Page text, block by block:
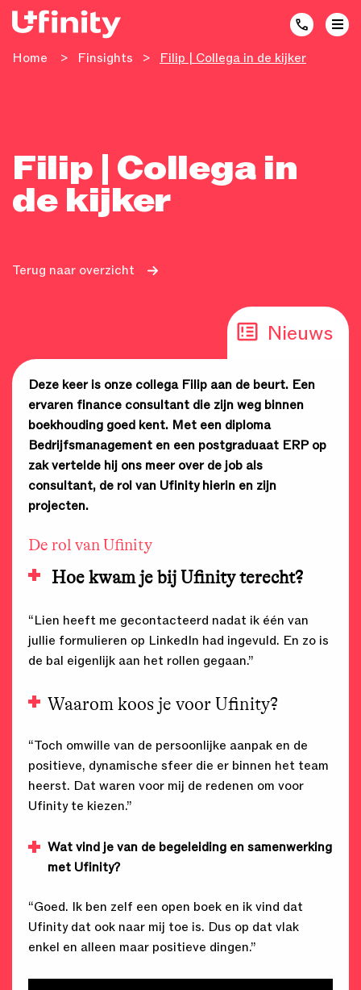
Home > Finsights > Filip | Collega in de kijker
Filip | Collega in
de kijker
Terug naar overzicht
Nieuws
Deze keer is onze collega Filip aan de beurt. Een
ervaren finance consultant die zijn weg binnen
boekhouding goed kent. Met een diploma
Bedrijfsmanagement en een postgraduaat ERP op
zak vertelde hij ons meer over de job als
consultant, de rol van Ufinity hierin en zijn
projecten.
De rol van Ufinity
Hoe kwam je bij Ufinity terecht?
“Lien heeft me gecontacteerd nadat ik één van
jullie formulieren op LinkedIn had ingevuld. En zo is
de bal eigenlijk aan het rollen gegaan.”
Waarom koos je voor Ufinity?
“Toch omwille van de persoonlijke aanpak en de
positieve, dynamische sfeer die er binnen het team
heerst. Dat waren voor mij de redenen om voor
Ufinity te kiezen.”
Wat vind je van de begeleiding en samenwerking
met Ufinity?
“Goed. Ik ben zelf een open boek en ik vind dat
Ufinity dat ook naar mij toe is. Dus op dat vlak
enkel en alleen maar positieve dingen.”